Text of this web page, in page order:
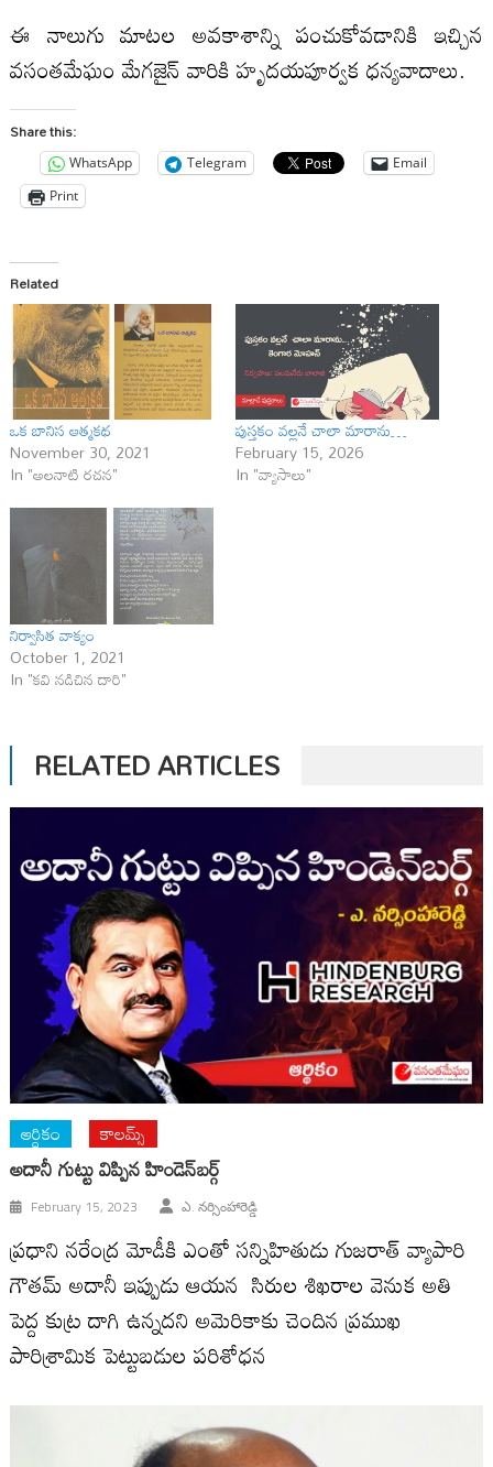
ఈ నాలుగు మాటల అవకాశాన్ని పంచుకోవడానికి ఇచ్చిన
వసంతమేఘం మేగజైన్ వారికి హృదయపూర్వక ధన్యవాదాలు.
Share this:
WhatsApp Telegram
Email
Print
Related
ఒక బానిస ఆత్మకథ
November 30, 2021
In "అలనాటి రచన"
పుస్తకం వల్లనే చాలా మారాను…
February 15, 2026
In "వ్యాసాలు"
నిర్వాసిత వాక్యం
October 1, 2021
In "కవి నడిచిన దారి"
RELATED ARTICLES
ఆర్ధికం కాలమ్స్
అదానీ గుట్టు విప్పిన హిండెన్‌బర్గ్‌
February 15, 2023 ఎ. నర్సింహారెడ్డి
ప్రధాని నరేంద్ర మోడీకి ఎంతో సన్నిహితుడు గుజరాత్‌ వ్యాపారి
గౌతమ్‌ అదానీ ఇప్పుడు ఆయన సిరుల శిఖరాల వెనుక అతి
పెద్ద కుట్ర దాగి ఉన్నదని అమెరికాకు చెందిన ప్రముఖ
పారిశ్రామిక పెట్టుబడుల పరిశోధన